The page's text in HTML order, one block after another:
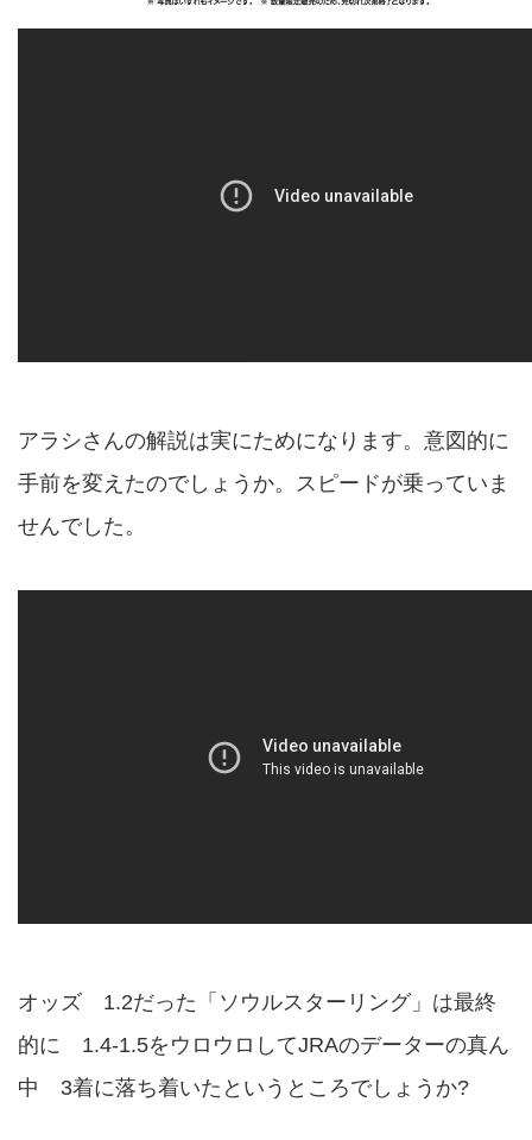
アラシさんの解説は実にためになります。意図的に
手前を変えたのでしょうか。スピードが乗っていま
せんでした。
オッズ 1.2だった「ソウルスターリング」は最終
的に 1.4-1.5をウロウロしてJRAのデーターの真ん
中 3着に落ち着いたというところでしょうか?